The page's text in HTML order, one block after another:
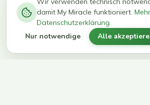
kg in 12
Wochen
erreichen
ihr Ziel
damit My Miracle funktioniert.
Datenschutzerklärung
Nur notwendige Alle